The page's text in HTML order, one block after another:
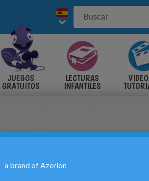
JUEGOS
GRATUITOS
LECTURAS
INFANTILES